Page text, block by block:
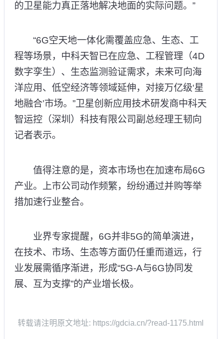
的卫星能力真正落地解决地面的实际问题。”
“6G空天地一体化需覆盖应急、生态、工
程等场景，中科天智已在应急、工程管理（4D
数字孪生）、生态监测验证需求，未来可向海
洋应用、低空经济等领域延伸，对接万亿级‘星
地融合’市场。”卫星创新应用技术研发商中科天
智运控（深圳）科技有限公司副总经理王韧向
记者表示。
值得注意的是，资本市场也在加速布局6G
产业。上市公司动作频繁，纷纷通过并购等举
措加速行业整合。
业界专家提醒，6G并非5G的简单演进，
在技术、市场、生态等方面仍任重而道远，行
业发展需循序渐进，形成“5G-A与6G协同发
展、互为支撑”的产业增长极。
转载请注明原文地址: https://gdcia.cn/?read-1175.html